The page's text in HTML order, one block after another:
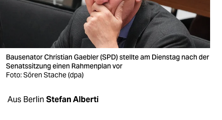
wahrheit
verlag
veranstaltungen
Bausenator Christian Gaebler (SPD) stellte am Dienstag nach der
Senatssitzung einen Rahmenplan vor
Foto: Sören Stache (dpa)
Aus Berlin Stefan Alberti